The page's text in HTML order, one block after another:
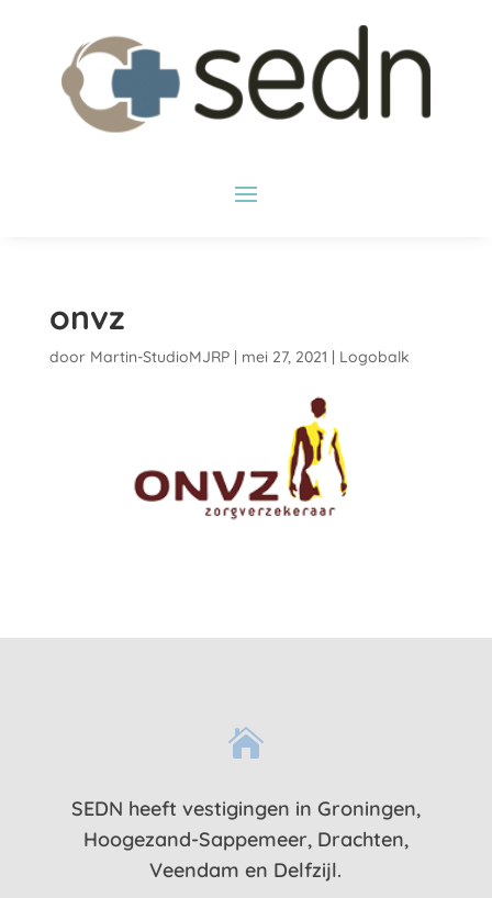
onvz
door Martin-StudioMJRP| mei 27, 2021 | Logobalk

SEDN heeft vestigingen in Groningen,
Hoogezand-Sappemeer, Drachten,
Veendam en Delfzijl.